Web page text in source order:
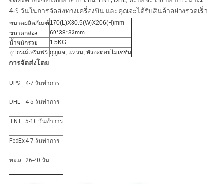
4-9 วันในการจัดส่งทางเครื่องบิน และคุณจะได้รับสินค้าอย่างรวดเร็ว
ขนาดผลิตภัณฑ์ 170(L)X80.5(W)X206(H)mm
ขนาดกล่อง
69*38*33mm
น้ำหนักรวม
1.5KG
อุปกรณ์เสริมฟรี กุญแจ, แหวน, หัวอะตอมไมเซชัน
การจัดส่งโดย
UPS 4-7 วันทำการ
DHL 4-5 วันทำการ
TNT 5-10 วันทำการ
FedEx4-7 วันทำการ
ทะเล 26-40 วัน